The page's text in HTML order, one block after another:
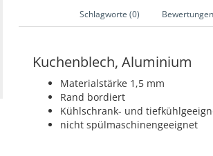
Schlagworte (0)
Kuchenblech, Aluminium
Materialstärke 1,5 mm
Rand bordiert
Kühlschrank- und
nicht spülmaschinengeeignet